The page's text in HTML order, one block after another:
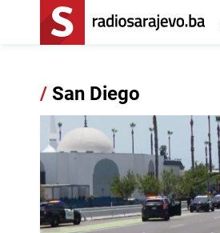
/ San Diego